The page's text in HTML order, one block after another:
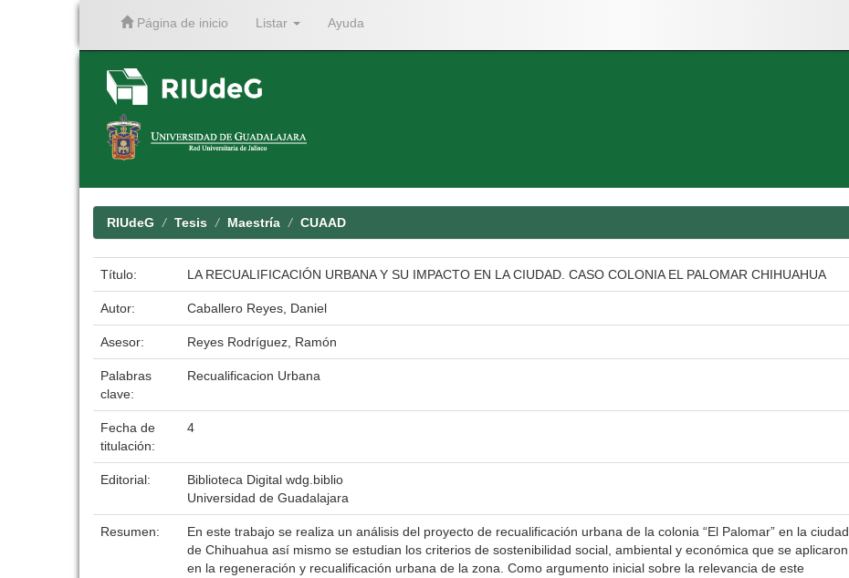
Página de inicio Listar Ayuda
RIUdeG Tesis Maestría CUAAD
Título: LA RECUALIFICACIÓN URBANA Y SU IMPACTO EN LA CIUDAD. CASO COLONIA EL PALOMAR CHIHUAHUA
Autor: Caballero Reyes, Daniel
Asesor: Reyes Rodríguez, Ramón
Palabras
clave:
Recualificacion Urbana
Fecha de
titulación:
4
Editorial:
Biblioteca Digital wdg.biblio
Universidad de Guadalajara
Resumen:
En este trabajo se realiza un análisis del proyecto de recualificación urbana de la colonia “El Palomar” en la ciudad
de Chihuahua así mismo se estudian los criterios de sostenibilidad social, ambiental y económica que se aplicaron
en la regeneración y recualificación urbana de la zona. Como argumento inicial sobre la relevancia de este